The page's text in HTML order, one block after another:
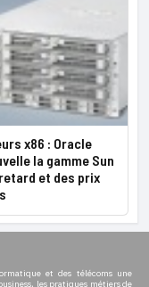
x86 : Oracle
la gamme Sun
et des prix
et des télécoms une
les pratiques métiers de